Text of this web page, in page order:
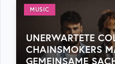
MUSIC
UNERWARTETE
CHAINSMOKERS
GEMEINSAME